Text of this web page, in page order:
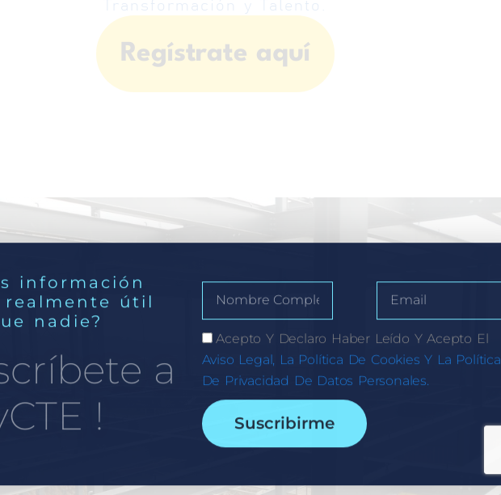
Transformación y Talento.
Regístrate aquí
información
realmente útil
nadie?
a
!
Acepto Y Declaro Haber Leído Y Acepto El
Aviso Legal, La Política De Cookies Y La Política
De Privacidad De Datos Personales.
Suscribirme